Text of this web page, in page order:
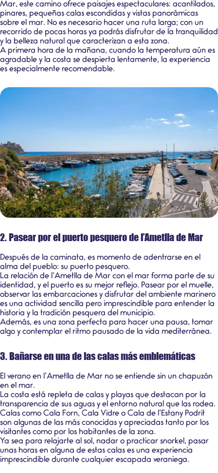
Mar, este camino ofrece paisajes espectaculares: acantilados,
pinares, pequeñas calas escondidas y vistas panorámicas
sobre el mar. No es necesario hacer una ruta larga; con un
recorrido de pocas horas ya podrás disfrutar de la tranquilidad
y la belleza natural que caracterizan a esta zona.
A primera hora de la mañana, cuando la temperatura aún es
agradable y la costa se despierta lentamente, la experiencia
es especialmente recomendable.
2. Pasear por el puerto pesquero de l’Ametlla de Mar
Después de la caminata, es momento de adentrarse en el
alma del pueblo: su puerto pesquero.
La relación de l’Ametlla de Mar con el mar forma parte de su
identidad, y el puerto es su mejor reflejo. Pasear por el muelle,
observar las embarcaciones y disfrutar del ambiente marinero
es una actividad sencilla pero imprescindible para entender la
historia y la tradición pesquera del municipio.
Además, es una zona perfecta para hacer una pausa, tomar
algo y contemplar el ritmo pausado de la vida mediterránea.
3. Bañarse en una de las calas más emblemáticas
El verano en l’Ametlla de Mar no se entiende sin un chapuzón
en el mar.
La costa está repleta de calas y playas que destacan por la
transparencia de sus aguas y el entorno natural que las rodea.
Calas como Cala Forn, Cala Vidre o Cala de l’Estany Podrit
son algunas de las más conocidas y apreciadas tanto por los
visitantes como por los habitantes de la zona.
Ya sea para relajarte al sol, nadar o practicar snorkel, pasar
unas horas en alguna de estas calas es una experiencia
imprescindible durante cualquier escapada veraniega.